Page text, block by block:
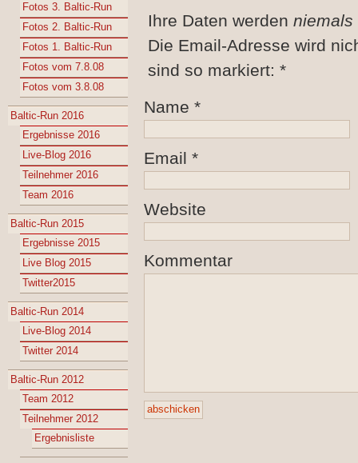
Fotos 3. Baltic-Run
Fotos 2. Baltic-Run
Fotos 1. Baltic-Run
Fotos vom 7.8.08
Fotos vom 3.8.08
Baltic-Run 2016
Ergebnisse 2016
Live-Blog 2016
Teilnehmer 2016
Team 2016
Baltic-Run 2015
Ergebnisse 2015
Live Blog 2015
Twitter2015
Baltic-Run 2014
Live-Blog 2014
Twitter 2014
Baltic-Run 2012
Team 2012
Teilnehmer 2012
Ergebnisliste
Ihre Daten werden niemals
Die Email-Adresse wird
sind so markiert: *
Name *
Email *
Website
Kommentar